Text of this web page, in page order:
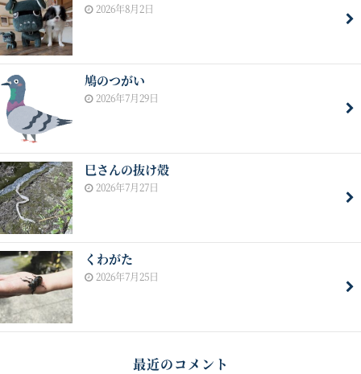
2026年8月2日
鳩のつがい
2026年7月29日
巳さんの抜け殻
2026年7月27日
くわがた
2026年7月25日
最近のコメント